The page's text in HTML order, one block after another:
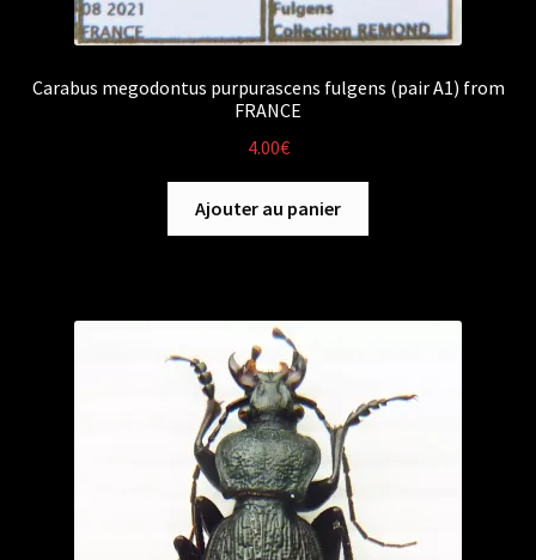
Carabus megodontus purpurascens fulgens (pair A1) from
FRANCE
4.00€
Ajouter au panier